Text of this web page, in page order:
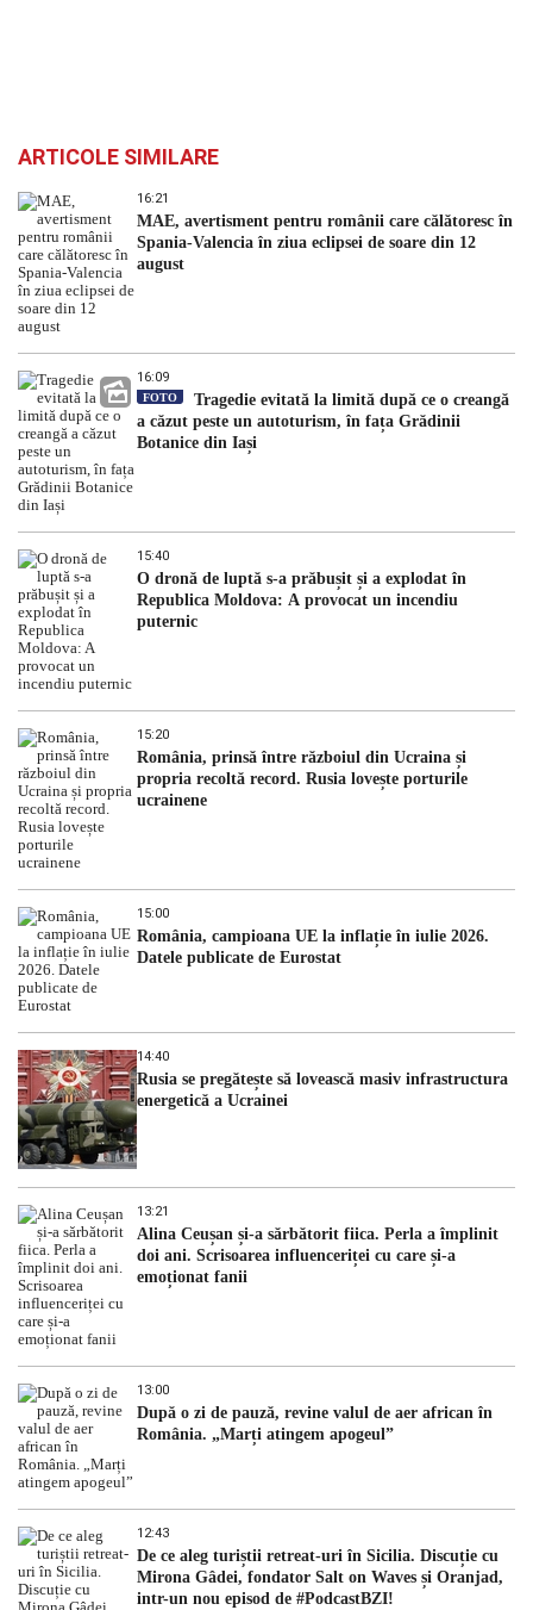
ARTICOLE SIMILARE
16:21
MAE, avertisment pentru românii care călătoresc în
Spania-Valencia în ziua eclipsei de soare din 12
august
16:09
FOTO
Tragedie evitată la limită după ce o creangă
a căzut peste un autoturism, în fața Grădinii
Botanice din Iași
15:40
O dronă de luptă s-a prăbușit și a explodat în
Republica Moldova: A provocat un incendiu
puternic
15:20
România, prinsă între războiul din Ucraina și
propria recoltă record. Rusia lovește porturile
ucrainene
15:00
România, campioana UE la inflație în iulie 2026.
Datele publicate de Eurostat
14:40
Rusia se pregătește să lovească masiv infrastructura
energetică a Ucrainei
13:21
Alina Ceușan și-a sărbătorit fiica. Perla a împlinit
doi ani. Scrisoarea influenceriței cu care și-a
emoționat fanii
13:00
După o zi de pauză, revine valul de aer african în
România. „Marți atingem apogeul”
12:43
De ce aleg turiștii retreat-uri în Sicilia. Discuție cu
Mirona Gâdei, fondator Salt on Waves și Oranjad,
intr-un nou episod de #PodcastBZI!